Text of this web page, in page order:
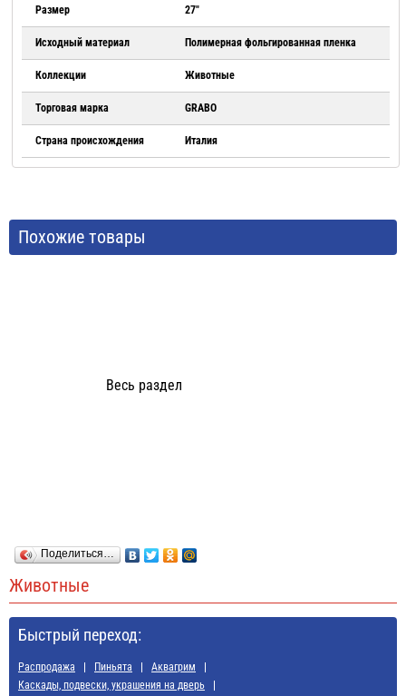
Размер 27"
Исходный материал Полимерная фольгированная пленка
Коллекции Животные
Торговая марка GRABO
Страна происхождения Италия
Похожие товары
Весь раздел
Поделиться…
Животные
Быстрый переход:
Распродажа Пиньята
Аквагрим
Каскады, подвески, украшения на дверь